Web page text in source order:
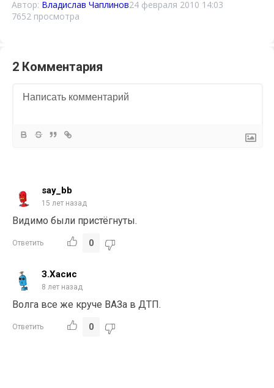
Автор: Владислав Чаплинов24 февраля 2010 14:03
7652 просмотра
2 Комментария
say_bb
15 лет назад
Видимо были пристёгнуты.
Ответить 0
З.Хасис
8 лет назад
Волга все же круче ВАЗа в ДТП.
Ответить 0